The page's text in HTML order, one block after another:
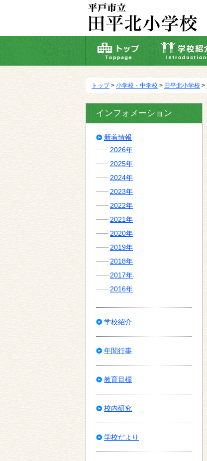
動
トップ> 小学校・中学校 > 田平北小学校 >
インフォメーション
新着情報
2026年
2025年
2024年
2023年
2022年
2021年
2020年
2019年
2018年
2017年
2016年
学校紹介
年間行事
教育目標
校内研究
学校だより